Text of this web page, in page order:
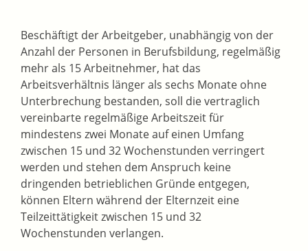
Beschäftigt der Arbeitgeber, unabhängig von der
Anzahl der Personen in Berufsbildung, regelmäßig
mehr als 15 Arbeitnehmer, hat das
Arbeitsverhältnis länger als sechs Monate ohne
Unterbrechung bestanden, soll die vertraglich
vereinbarte regelmäßige Arbeitszeit für
mindestens zwei Monate auf einen Umfang
zwischen 15 und 32 Wochenstunden verringert
werden und stehen dem Anspruch keine
dringenden betrieblichen Gründe entgegen,
können Eltern während der Elternzeit eine
Teilzeittätigkeit zwischen 15 und 32
Wochenstunden verlangen.